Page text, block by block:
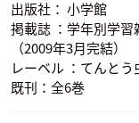
出版社： 小学館
掲載誌 ：学年別学
（2009年3月完結）
レーベル ：てんと
既刊：全6巻